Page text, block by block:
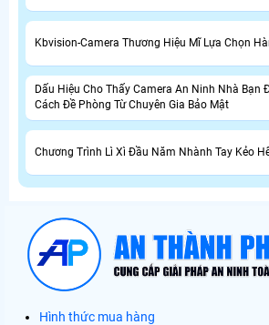
Kbvision-Camera Thương Hiệu Mĩ Lựa Chọn
Dấu Hiệu Cho Thấy Camera An Ninh Nhà Bạn
Cách Đề Phòng Từ Chuyên Gia Bảo Mật
Chương Trình Lì Xì Đầu Năm Nhành Tay Kẻo
Hình thức mua hàng